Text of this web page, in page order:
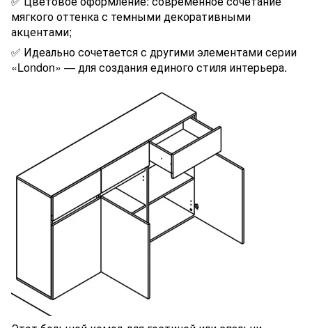
мягкого оттенка с темными декоративными
акцентами;
✅ Идеально сочетается с другими элементами серии
«London» — для создания единого стиля интерьера.